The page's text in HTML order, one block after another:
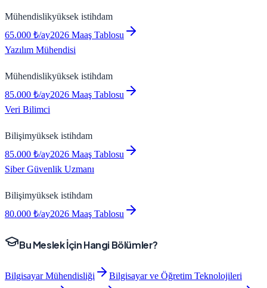
Mühendislikyüksek istihdam
65.000 ₺/ay2026 Maaş Tablosu
Yazılım Mühendisi
Mühendislikyüksek istihdam
85.000 ₺/ay2026 Maaş Tablosu
Veri Bilimci
Bilişimyüksek istihdam
85.000 ₺/ay2026 Maaş Tablosu
Siber Güvenlik Uzmanı
Bilişimyüksek istihdam
80.000 ₺/ay2026 Maaş Tablosu
Bu Meslek İçin Hangi Bölümler?
Bilgisayar Mühendisliği
Bilgisayar ve Öğretim Teknolojileri